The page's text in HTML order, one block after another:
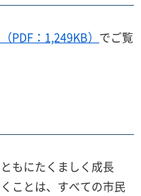
PDF：1,249KB） でご覧
もにたくましく成長
ことは、すべての市民